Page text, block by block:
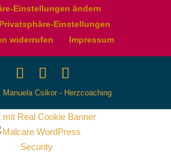
Einstellungen ändern
Einstellungen
widerrufen
Impressum
Manuela Csikor - Herzcoaching
Real Cookie Banner